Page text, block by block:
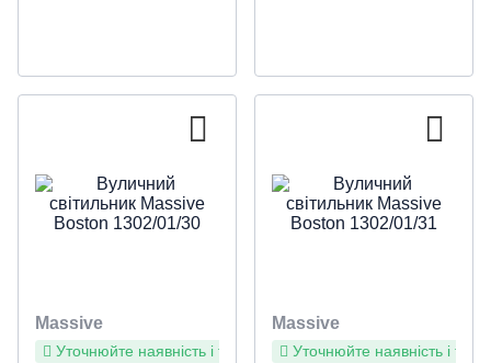
Massive
Уточнюйте наявність і терміни
Massive
Уточнюйте наявність і